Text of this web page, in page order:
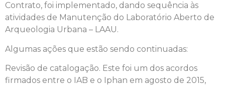
Contrato, foi implementado, dando sequência às
atividades de Manutenção do Laboratório Aberto de
Arqueologia Urbana – LAAU.
Algumas ações que estão sendo continuadas:
Revisão de catalogação. Este foi um dos acordos
firmados entre o IAB e o Iphan em agosto de 2015,